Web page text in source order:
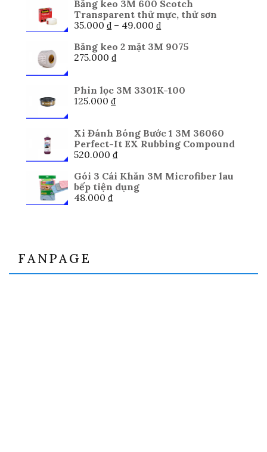
Băng keo 3M 600 Scotch
Transparent thử mực, thử sơn
35.000 ₫ – 49.000 ₫Khoảng
từ
Băng keo 2 mặt 3M 9075
275.000 ₫
Phin lọc 3M 3301K-100
125.000 ₫
Xi Đánh Bóng Bước 1 3M 36060
Perfect-It EX Rubbing Compound
520.000 ₫
Gói 3 Cái Khăn 3M Microfiber lau
bếp tiện dụng
48.000 ₫
FANPAGE